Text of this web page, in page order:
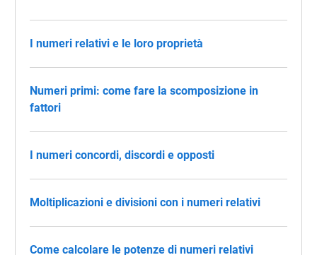
I numeri relativi e le loro proprietà
Numeri primi: come fare la scomposizione in
fattori
I numeri concordi, discordi e opposti
Moltiplicazioni e divisioni con i numeri relativi
Come calcolare le potenze di numeri relativi